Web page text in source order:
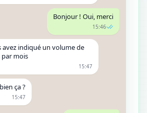
Bonjour ! Oui, merci
15:46
avez indiqué un volume de
mois
15:47
ça ?
15:47